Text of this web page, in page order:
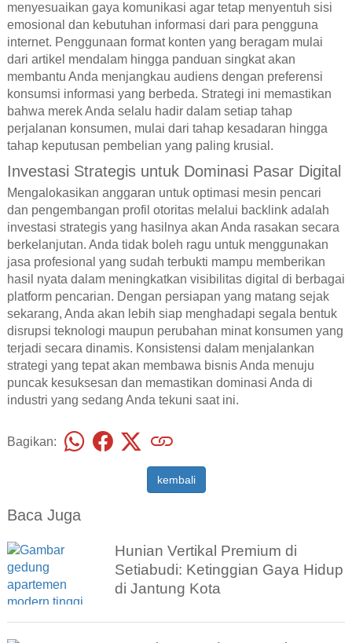
menyesuaikan gaya komunikasi agar tetap menyentuh sisi
emosional dan kebutuhan informasi dari para pengguna
internet. Penggunaan format konten yang beragam mulai
dari artikel mendalam hingga panduan singkat akan
membantu Anda menjangkau audiens dengan preferensi
konsumsi informasi yang berbeda. Strategi ini memastikan
bahwa merek Anda selalu hadir dalam setiap tahap
perjalanan konsumen, mulai dari tahap kesadaran hingga
tahap keputusan pembelian yang paling krusial.
Investasi Strategis untuk Dominasi Pasar Digital
Mengalokasikan anggaran untuk optimasi mesin pencari
dan pengembangan profil otoritas melalui backlink adalah
investasi strategis yang hasilnya akan Anda rasakan secara
berkelanjutan. Anda tidak boleh ragu untuk menggunakan
jasa profesional yang sudah terbukti mampu memberikan
hasil nyata dalam meningkatkan visibilitas digital di berbagai
platform pencarian. Dengan persiapan yang matang sejak
sekarang, Anda akan lebih siap menghadapi segala bentuk
disrupsi teknologi maupun perubahan minat konsumen yang
terjadi secara dinamis. Konsistensi dalam menjalankan
strategi yang tepat akan membawa bisnis Anda menuju
puncak kesuksesan dan memastikan dominasi Anda di
industri yang sedang Anda tekuni saat ini.
Bagikan:
kembali
Baca Juga
Hunian Vertikal Premium di
Setiabudi: Ketinggian Gaya Hidup
di Jantung Kota